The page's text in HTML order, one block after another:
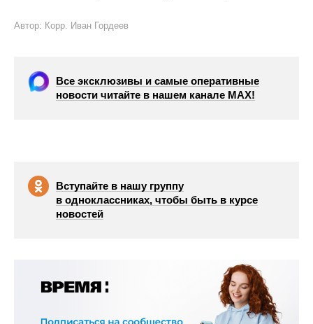
Автор: Корр. Иван Гордеев
Все эксклюзивы и самые оперативные
новости читайте в нашем канале МАХ!
Вступайте в нашу группу
в одноклассниках, чтобы быть в курсе
новостей